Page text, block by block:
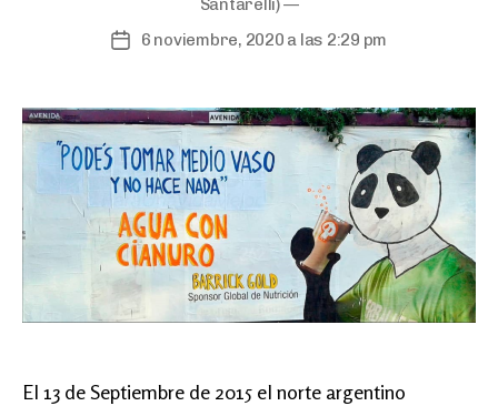
Santarelli) —
Fecha6 noviembre, 2020 a las 2:29 pm
El 13 de Septiembre de 2015 el norte argentino